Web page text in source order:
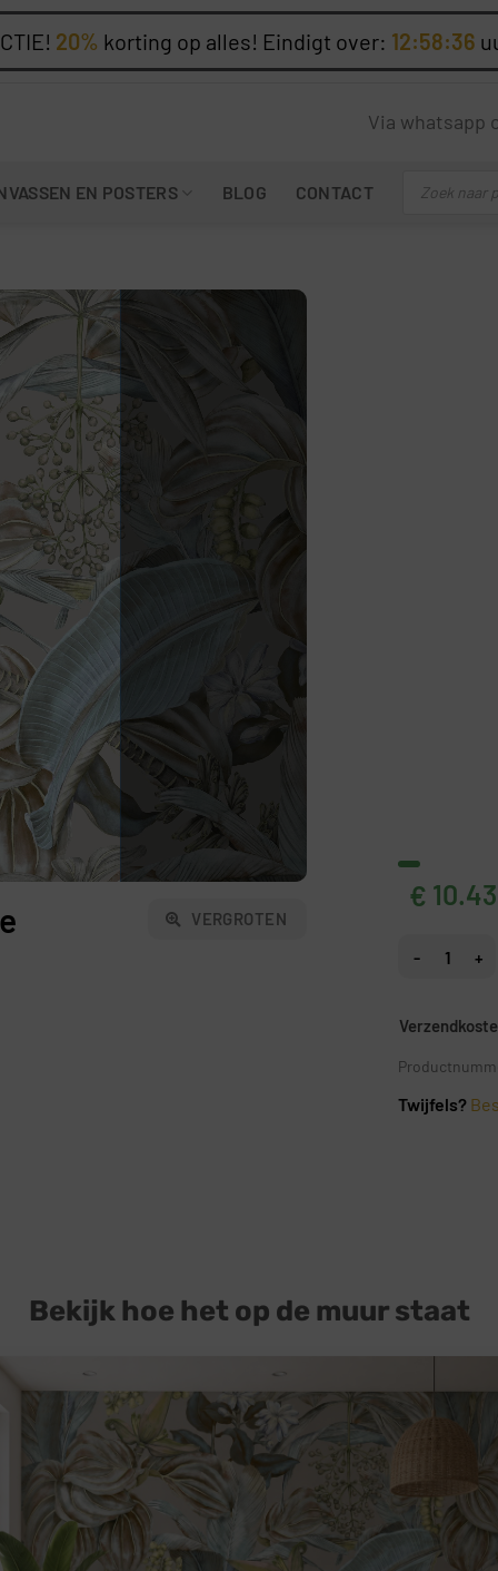
20% korting op alles! Eindigt over: 12:58:35
Via whatsapp
EN POSTERS BLOG CONTACT
zoeken
VERGROTEN
€ 10.43
Twijfels?
Bekijk hoe het op de muur staat